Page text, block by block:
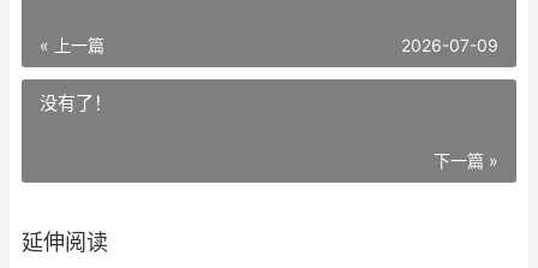
« 上一篇 2026-07-09
没有了！
下一篇 »
延伸阅读